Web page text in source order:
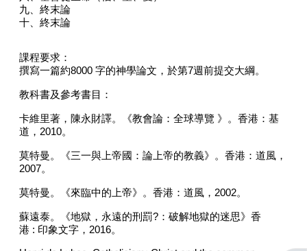
九、終末論
十、終末論
課程要求：
撰寫一篇約8000 字的神學論文，於第7週前提交大綱。
教科書及參考書目：
卡維里著，陳永財譯。《教會論：全球導覽 》。香港：基
道， 2010。
莫特曼。《三一與上帝國：論上帝的教義》。香港：道風，
2007。
莫特曼。《來臨中的上帝》。香港：道風， 2002。
蘇遠泰。《地獄，永遠的刑罰? ：破解地獄的迷思》香
港 : 印象文字， 2016。